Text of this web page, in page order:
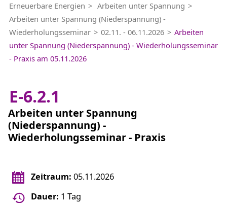
Erneuerbare Energien
Arbeiten unter Spannung
Arbeiten unter Spannung (Niederspannung) -
Wiederholungsseminar
02.11. - 06.11.2026
Arbeiten
unter Spannung (Niederspannung) - Wiederholungsseminar
- Praxis am 05.11.2026
E-6.2.1
Arbeiten unter Spannung
(Niederspannung) -
Wiederholungsseminar - Praxis
Zeitraum: 05.11.2026
Dauer: 1 Tag